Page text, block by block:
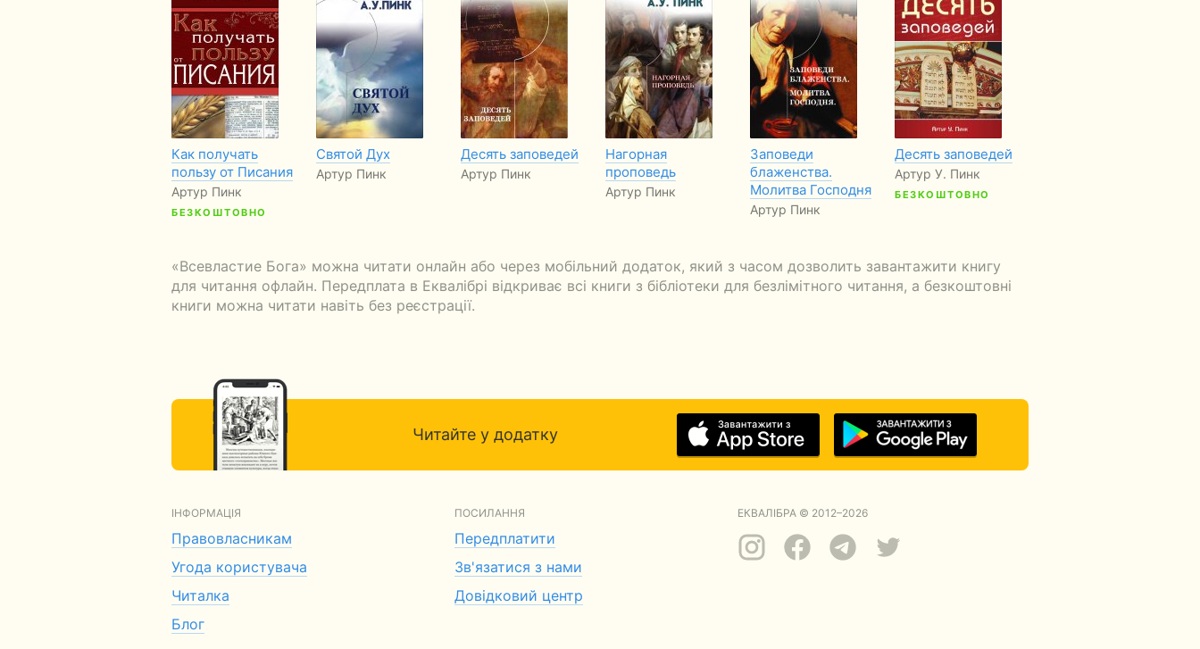
Как получать
пользу от Писания
Артур Пинк
БЕЗКОШТОВНО
Святой Дух
Артур Пинк
Десять заповедей
Артур Пинк
Нагорная
проповедь
Артур Пинк
Заповеди
блаженства.
Молитва Господня
Артур Пинк
Десять заповедей
Артур У. Пинк
БЕЗКОШТОВНО
«Всевластие Бога» можна читати онлайн або через мобільний додаток, який з часом дозволить завантажити книгу
для читання офлайн. Передплата в Еквалібрі відкриває всі книги з бібліотеки для безлімітного читання, а безкоштовні
книги можна читати навіть без реєстрації.
Читайте у додатку
ІНФОРМАЦІЯ
Правовласникам
Угода користувача
Читалка
Блог
ПОСИЛАННЯ
Передплатити
Зв'язатися з нами
Довідковий центр
ЕКВАЛІБРА © 2012–2026